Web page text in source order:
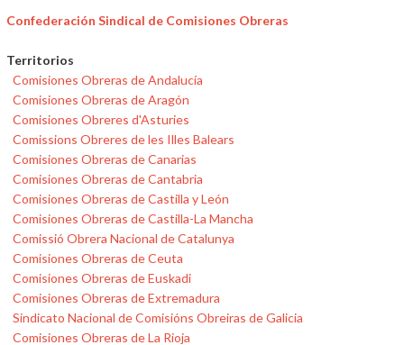
Confederación Sindical de Comisiones Obreras
Territorios
Comisiones Obreras de Andalucía
Comisiones Obreras de Aragón
Comisiones Obreres d'Asturies
Comissions Obreres de les Illes Balears
Comisiones Obreras de Canarias
Comisiones Obreras de Cantabria
Comisiones Obreras de Castilla y León
Comisiones Obreras de Castilla-La Mancha
Comissió Obrera Nacional de Catalunya
Comisiones Obreras de Ceuta
Comisiones Obreras de Euskadi
Comisiones Obreras de Extremadura
Sindicato Nacional de Comisións Obreiras de Galicia
Comisiones Obreras de La Rioja